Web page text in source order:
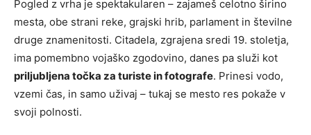
Pogled z vrha je spektakularen – zajameš celotno širino
mesta, obe strani reke, grajski hrib, parlament in številne
druge znamenitosti. Citadela, zgrajena sredi 19. stoletja,
ima pomembno vojaško zgodovino, danes pa služi kot
priljubljena točka za turiste in fotografe. Prinesi vodo,
vzemi čas, in samo uživaj – tukaj se mesto res pokaže v
svoji polnosti.